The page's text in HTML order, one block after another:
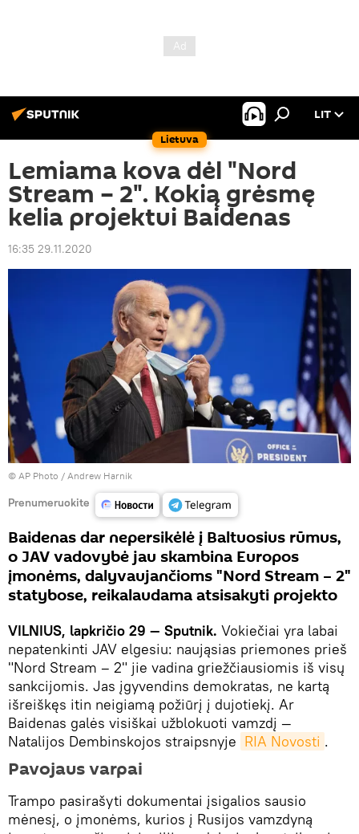
Lietuva
LIT
Lemiama kova dėl "Nord
Stream – 2". Kokią grėsmę
kelia projektui Baidenas
16:35 29.11.2020
© AP Photo / Andrew Harnik
Prenumeruokite
Baidenas dar nepersikėlė į Baltuosius rūmus,
o JAV vadovybė jau skambina Europos
įmonėms, dalyvaujančioms "Nord Stream – 2"
statybose, reikalaudama atsisakyti projekto
VILNIUS, lapkričio 29 — Sputnik. Vokiečiai yra labai
nepatenkinti JAV elgesiu: naująsias priemones prieš
"Nord Stream – 2" jie vadina griežčiausiomis iš visų
sankcijomis. Jas įgyvendins demokratas, ne kartą
išreiškęs itin neigiamą požiūrį į dujotiekį. Ar
Baidenas galės visiškai užblokuoti vamzdį —
Natalijos Dembinskojos straipsnyje RIA Novosti .
Pavojaus varpai
Trampo pasirašyti dokumentai įsigalios sausio
mėnesį, o įmonėms, kurios į Rusijos vamzdyną